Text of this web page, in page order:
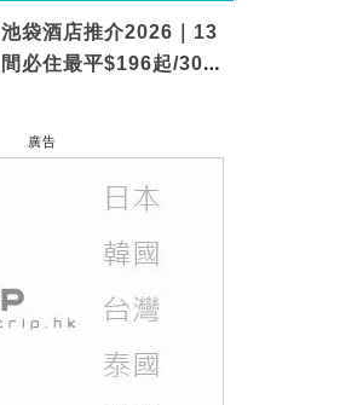
池袋酒店推介2026｜13
間必住最平$196起/30秒
廣告